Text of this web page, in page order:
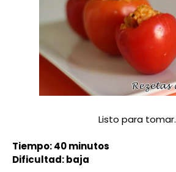
Listo para tomar.
Tiempo: 40 minutos
Dificultad: baja